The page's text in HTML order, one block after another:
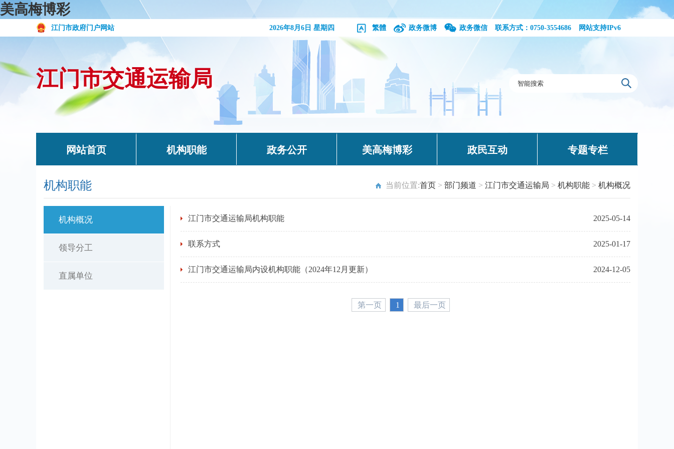
美高梅博彩
江门市政府门户网站 2026年8月6日 星期四 繁體 政务微博 政务微信 联系方式：0750-3554686 网站支持IPv6
江门市交通运输局
网站首页 机构职能 政务公开 美高梅博彩 政民互动 专题专栏
机构职能 当前位置:首页 > 部门频道 > 江门市交通运输局 > 机构职能 > 机构概况
机构概况
领导分工
直属单位
江门市交通运输局机构职能 2025-05-14
联系方式 2025-01-17
江门市交通运输局内设机构职能（2024年12月更新） 2024-12-05
第一页 1 最后一页